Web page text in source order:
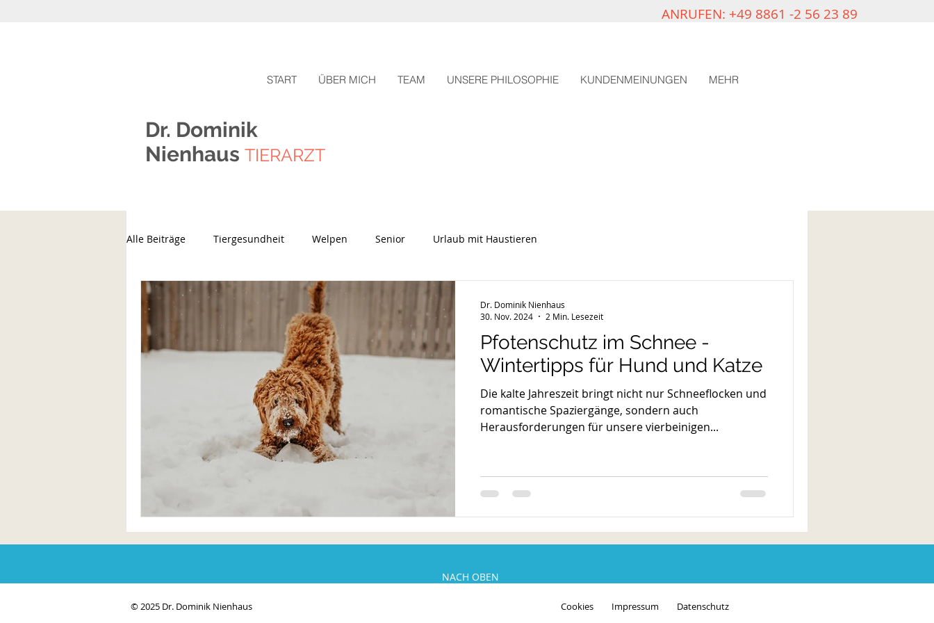
ANRUFEN: +49 8861 -2 56 23 89
START ÜBER MICH TEAM UNSERE PHILOSOPHIE KUNDENMEINUNGEN MEHR
Dr. Dominik
Nienhaus TIERARZT
Alle Beiträge Tiergesundheit Welpen Senior Urlaub mit Haustieren
Pfotenschutz im Schnee -
Wintertipps für Hund und Katze
Die kalte Jahreszeit bringt nicht nur Schneeflocken und
romantische Spaziergänge, sondern auch
Herausforderungen für unsere vierbeinigen...
Dr. Dominik Nienhaus
30. Nov. 2024
2 Min. Lesezeit
NACH OBEN
© 2025 Dr. Dominik Nienhaus Cookies Impressum Datenschutz